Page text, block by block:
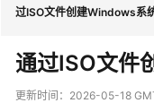
最
新
动
过ISO文件创建Windows系
通过ISO文件
更新时间： 2026-05-18